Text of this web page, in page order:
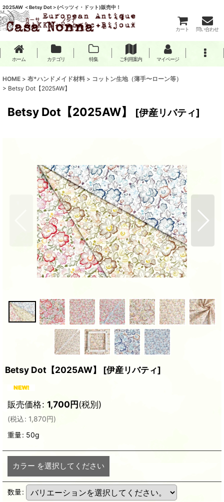
2025AW ＜Betsy Dot＞(ベッツィ・ドット)販売中！
カート 問い合わせ
ホーム カテゴリ 特集 ご利用案内 マイページ
HOME > 布*ハンドメイド材料 > コットン生地（薄手〜ローン等）
> Betsy Dot【2025AW】
Betsy Dot【2025AW】 [伊産リバティ]
Betsy Dot【2025AW】 [伊産リバティ]
販売価格: 1,700円(税別)
(税込: 1,870円)
重量: 50g
カラー を選択してください
数量: